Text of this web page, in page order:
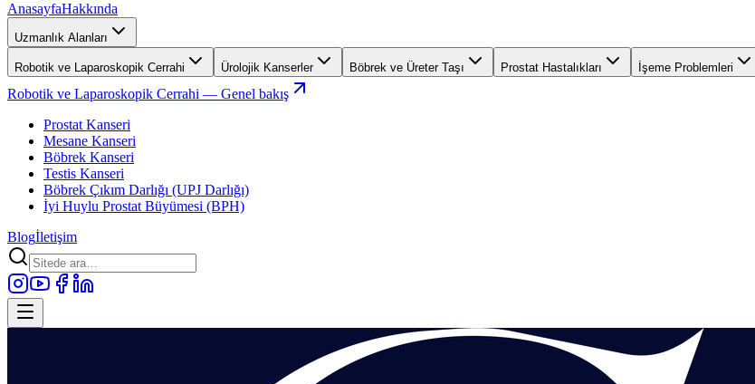
AnasayfaHakkında
Uzmanlık Alanları
Robotik ve Laparoskopik Cerrahi Ürolojik Kanserler Böbrek ve Üreter Taşı Prostat Hastalıkları İşeme Problemleri
Robotik ve Laparoskopik Cerrahi — Genel bakış
Prostat Kanseri
Mesane Kanseri
Böbrek Kanseri
Testis Kanseri
Böbrek Çıkım Darlığı (UPJ Darlığı)
İyi Huylu Prostat Büyümesi (BPH)
Blogİletişim